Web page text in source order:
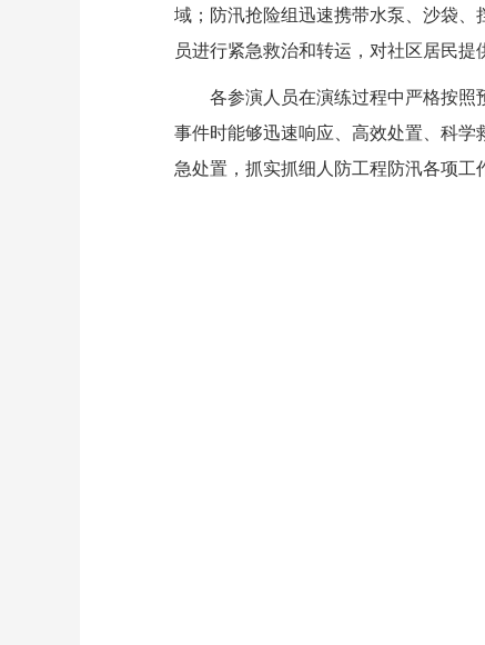
域；防汛抢险组迅速携带水泵、沙袋
员进行紧急救治和转运，对社区居民提
各参演人员在演练过程中严格按照预
事件时能够迅速响应、高效处置、科
急处置，抓实抓细人防工程防汛各项工